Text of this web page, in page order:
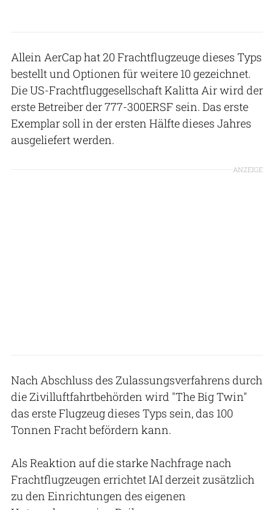
Allein AerCap hat 20 Frachtflugzeuge dieses Typs
bestellt und Optionen für weitere 10 gezeichnet.
Die US-Frachtfluggesellschaft Kalitta Air wird der
erste Betreiber der 777-300ERSF sein. Das erste
Exemplar soll in der ersten Hälfte dieses Jahres
ausgeliefert werden.
ANZEIGE
Nach Abschluss des Zulassungsverfahrens durch
die Zivilluftfahrtbehörden wird "The Big Twin"
das erste Flugzeug dieses Typs sein, das 100
Tonnen Fracht befördern kann.
Als Reaktion auf die starke Nachfrage nach
Frachtflugzeugen errichtet IAI derzeit zusätzlich
zu den Einrichtungen des eigenen